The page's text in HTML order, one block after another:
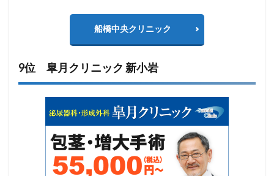
船橋中央クリニック
9位 皐月クリニック 新小岩